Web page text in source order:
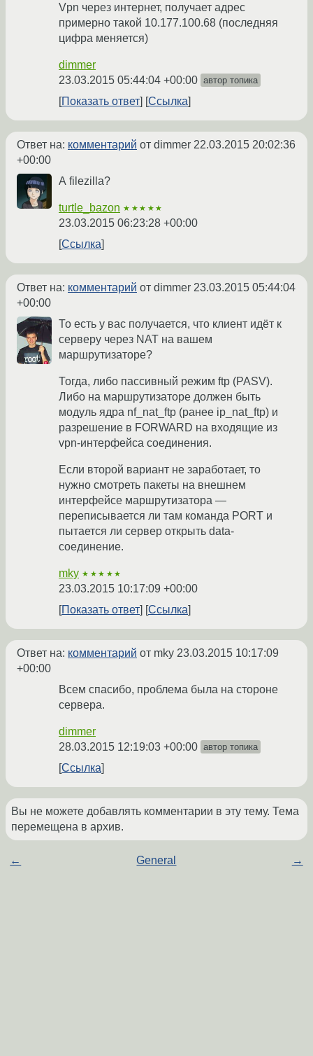
Vpn через интернет, получает адрес
примерно такой 10.177.100.68 (последняя
цифра меняется)
dimmer
23.03.2015 05:44:04 +00:00 автор топика
Показать ответ Ссылка
Ответ на: комментарий от dimmer 22.03.2015 20:02:36
+00:00
А filezilla?
turtle_bazon ★★★★★
23.03.2015 06:23:28 +00:00
Ссылка
Ответ на: комментарий от dimmer 23.03.2015 05:44:04
+00:00
То есть у вас получается, что клиент идёт к
серверу через NAT на вашем
маршрутизаторе?
Тогда, либо пассивный режим ftp (PASV).
Либо на маршрутизаторе должен быть
модуль ядра nf_nat_ftp (ранее ip_nat_ftp) и
разрешение в FORWARD на входящие из
vpn-интерфейса соединения.
Если второй вариант не заработает, то
нужно смотреть пакеты на внешнем
интерфейсе маршрутизатора —
переписывается ли там команда PORT и
пытается ли сервер открыть data-
соединение.
mky ★★★★★
23.03.2015 10:17:09 +00:00
Показать ответ
Ссылка
Ответ на: комментарий от mky 23.03.2015 10:17:09
+00:00
Всем спасибо, проблема была на стороне
сервера.
dimmer
28.03.2015 12:19:03 +00:00 автор топика
Ссылка
Вы не можете добавлять комментарии в эту тему. Тема
перемещена в архив.
← General →